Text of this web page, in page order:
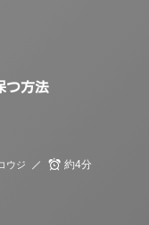
つ方法
ウジ 約4分